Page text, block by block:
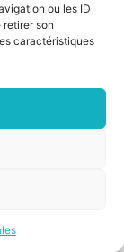
ou les ID
retirer son
caractéristiques
Cookies